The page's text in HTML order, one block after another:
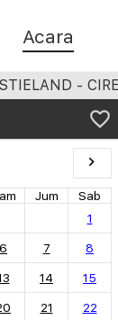
Acara
-
Jum
Sab
1
6 7 8
14 15
21 22